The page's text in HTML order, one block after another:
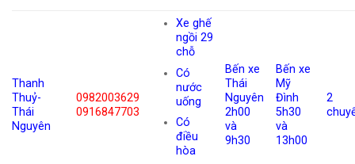
Thanh
Thuỷ-
Thái
Nguyên
0982003629
0916847703
Xe ghế
ngồi 29
chỗ
Có
nước
uống
Có
điều
hòa
Bến xe
Thái
Nguyên
2h00
và
9h30
Bến xe
Mỹ
Đình
5h30
và
13h00
2